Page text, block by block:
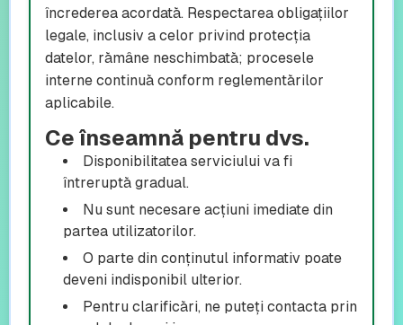
încrederea acordată. Respectarea obligațiilor
legale, inclusiv a celor privind protecția
datelor, rămâne neschimbată; procesele
interne continuă conform reglementărilor
aplicabile.
Ce înseamnă pentru dvs.
Disponibilitatea serviciului va fi
întreruptă gradual.
Nu sunt necesare acțiuni imediate din
partea utilizatorilor.
O parte din conținutul informativ poate
deveni indisponibil ulterior.
Pentru clarificări, ne puteți contacta prin